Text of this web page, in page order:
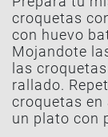
croquetas
con huevo
Mojandote
las
rallado.
croquetas en
un plato con